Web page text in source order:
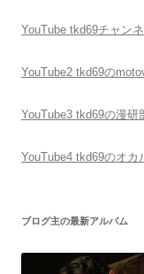
YouTube tkd69チャン
YouTube2 tkd69の
YouTube3 tkd69の漫研
YouTube4 tkd69のオカ
ブログ主の最新アルバム